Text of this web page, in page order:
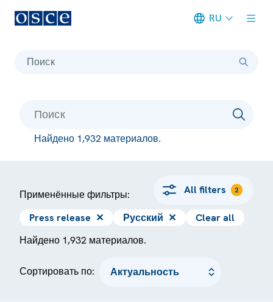
RU
Поиск
Найдено 1,932 материалов.
Применённые фильтры: All filters 2
Press release ✕ Русский ✕
Clear all
Найдено 1,932 материалов.
Сортировать по: